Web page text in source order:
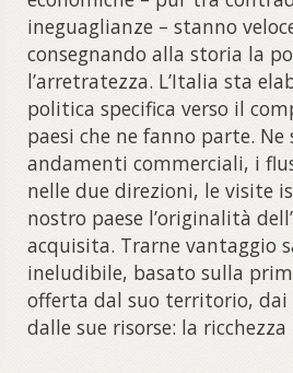
ineguaglianze – stanno
consegnando alla storia la
l’arretratezza. L’Italia sta
politica specifica verso il
paesi che ne fanno parte.
andamenti commerciali, i
nelle due direzioni, le visite
nostro paese l’originalità
acquisita. Trarne vantaggio
ineludibile, basato sulla
offerta dal suo territorio,
dalle sue risorse: la